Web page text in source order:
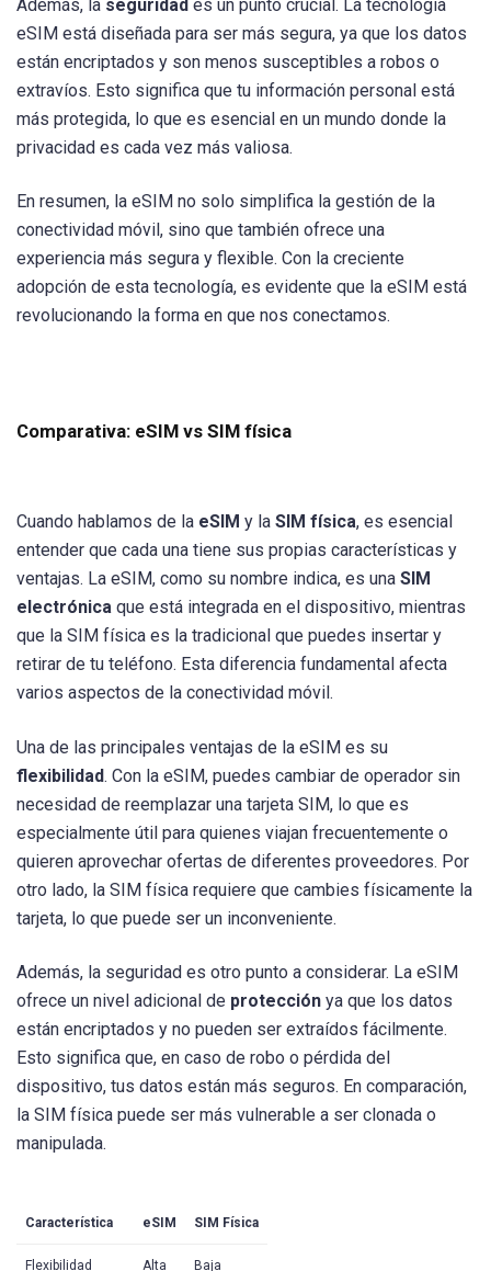
Además, la seguridad es un punto crucial. La tecnología
eSIM está diseñada para ser más segura, ya que los datos
están encriptados y son menos susceptibles a robos o
extravíos. Esto significa que tu información personal está
más protegida, lo que es esencial en un mundo donde la
privacidad es cada vez más valiosa.
En resumen, la eSIM no solo simplifica la gestión de la
conectividad móvil, sino que también ofrece una
experiencia más segura y flexible. Con la creciente
adopción de esta tecnología, es evidente que la eSIM está
revolucionando la forma en que nos conectamos.
Comparativa: eSIM vs SIM física
Cuando hablamos de la eSIM y la SIM física, es esencial
entender que cada una tiene sus propias características y
ventajas. La eSIM, como su nombre indica, es una SIM
electrónica que está integrada en el dispositivo, mientras
que la SIM física es la tradicional que puedes insertar y
retirar de tu teléfono. Esta diferencia fundamental afecta
varios aspectos de la conectividad móvil.
Una de las principales ventajas de la eSIM es su
flexibilidad. Con la eSIM, puedes cambiar de operador sin
necesidad de reemplazar una tarjeta SIM, lo que es
especialmente útil para quienes viajan frecuentemente o
quieren aprovechar ofertas de diferentes proveedores. Por
otro lado, la SIM física requiere que cambies físicamente la
tarjeta, lo que puede ser un inconveniente.
Además, la seguridad es otro punto a considerar. La eSIM
ofrece un nivel adicional de protección ya que los datos
están encriptados y no pueden ser extraídos fácilmente.
Esto significa que, en caso de robo o pérdida del
dispositivo, tus datos están más seguros. En comparación,
la SIM física puede ser más vulnerable a ser clonada o
manipulada.
Característica eSIM SIM Física
Flexibilidad Alta Baja